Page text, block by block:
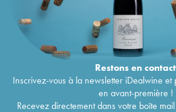
Restons encontact
Inscrivez-vous à la newsletter iDealwine et
en avant-première !
Recevez directement dans votre boîte